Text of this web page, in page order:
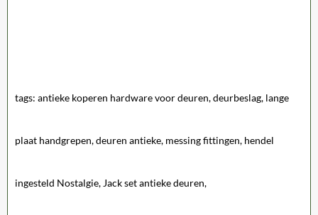
tags: antieke koperen hardware voor deuren, deurbeslag, lange
plaat handgrepen, deuren antieke, messing fittingen, hendel
ingesteld Nostalgie, Jack set antieke deuren,